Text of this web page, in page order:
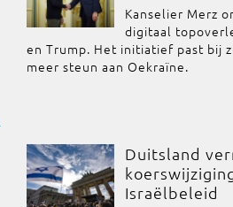
Kanselier Merz
digitaal
en Trump. Het initiatief past bij
meer steun aan Oekraïne.
Duitsland
Israëlbeleid